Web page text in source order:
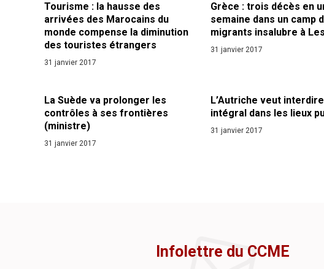
Tourisme : la hausse des
arrivées des Marocains du
monde compense la diminution
des touristes étrangers
31 janvier 2017
Grèce : trois décès en
semaine dans un camp
migrants insalubre à
31 janvier 2017
La Suède va prolonger les
contrôles à ses frontières
(ministre)
31 janvier 2017
L’Autriche veut
intégral dans les lieux
31 janvier 2017
Infolettre du CCME